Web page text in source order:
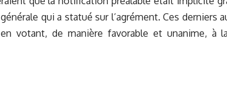
qui a statué sur l’agrément. Ces derniers
votant, de manière favorable et unanime, à